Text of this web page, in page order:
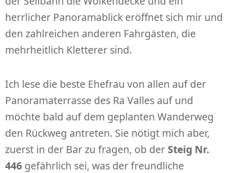
herrlicher Panoramablick eröffnet sich mir und
den zahlreichen anderen Fahrgästen, die
mehrheitlich Kletterer sind.
Ich lese die beste Ehefrau von allen auf der
Panoramaterrasse des Ra Valles auf und
möchte bald auf dem geplanten Wanderweg
den Rückweg antreten. Sie nötigt mich aber,
zuerst in der Bar zu fragen, ob der Steig Nr.
446 gefährlich sei, was der freundliche